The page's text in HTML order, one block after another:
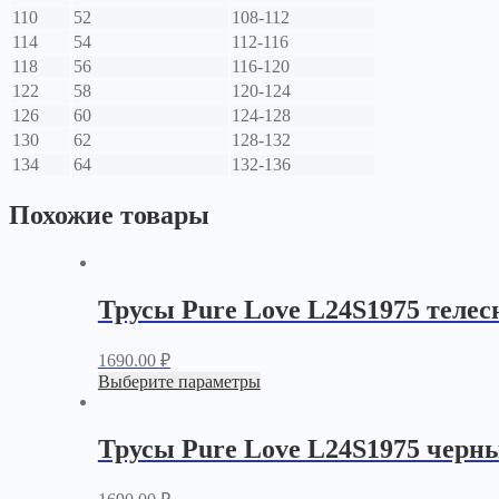
110
52
108-112
114
54
112-116
118
56
116-120
122
58
120-124
126
60
124-128
130
62
128-132
134
64 132-136
Похожие товары
Трусы Pure Love L24S1975
1690.00 ₽
Выберите параметры
Трусы Pure Love L24S1975